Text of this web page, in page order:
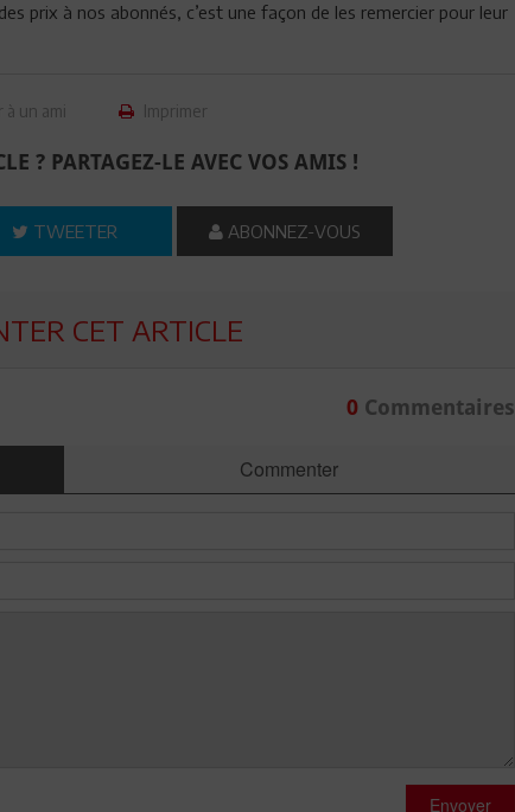
prix à nos abonnés, c’est une façon de les remercier pour leur
à un ami Imprimer
? PARTAGEZ-LE AVEC VOS AMIS !
TWEETER ABONNEZ-VOUS
CET ARTICLE
0Commentaires
Commenter
Envoyer